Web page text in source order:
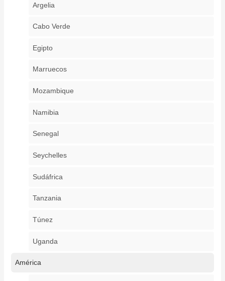
Argelia
Cabo Verde
Egipto
Marruecos
Mozambique
Namibia
Senegal
Seychelles
Sudáfrica
Tanzania
Túnez
Uganda
América